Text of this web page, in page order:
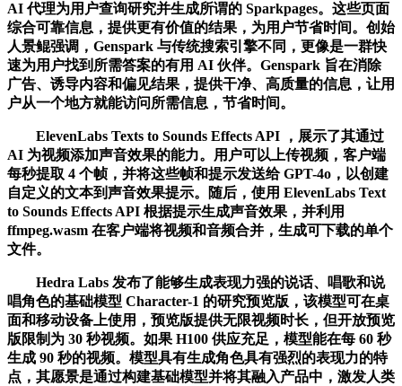
AI 代理为用户查询研究并生成所谓的 Sparkpages。这些页面
综合可靠信息，提供更有价值的结果，为用户节省时间。创始
人景鲲强调，Genspark 与传统搜索引擎不同，更像是一群快
速为用户找到所需答案的有用 AI 伙伴。Genspark 旨在消除
广告、诱导内容和偏见结果，提供干净、高质量的信息，让用
户从一个地方就能访问所需信息，节省时间。
ElevenLabs Texts to Sounds Effects API ，展示了其通过
AI 为视频添加声音效果的能力。用户可以上传视频，客户端
每秒提取 4 个帧，并将这些帧和提示发送给 GPT-4o，以创建
自定义的文本到声音效果提示。随后，使用 ElevenLabs Text
to Sounds Effects API 根据提示生成声音效果，并利用
ffmpeg.wasm 在客户端将视频和音频合并，生成可下载的单个
文件。
Hedra Labs 发布了能够生成表现力强的说话、唱歌和说
唱角色的基础模型 Character-1 的研究预览版，该模型可在桌
面和移动设备上使用，预览版提供无限视频时长，但开放预览
版限制为 30 秒视频。如果 H100 供应充足，模型能在每 60 秒
生成 90 秒的视频。模型具有生成角色具有强烈的表现力的特
点，其愿景是通过构建基础模型并将其融入产品中，激发人类